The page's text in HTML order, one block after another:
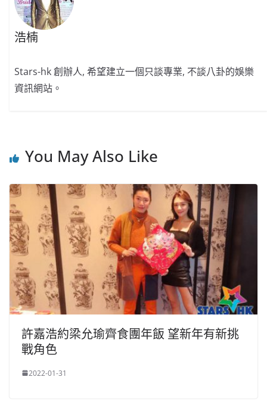
浩楠
Stars-hk 創辦人, 希望建立一個只談專業, 不談八卦的娛樂
資訊網站。
You May Also Like
許嘉浩約梁允瑜齊食團年飯 望新年有新挑
戰角色
2022-01-31